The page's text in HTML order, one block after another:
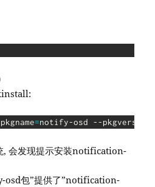
=notify-osd --
, 会发现提示安装notification-
osd包”提供了”notification-